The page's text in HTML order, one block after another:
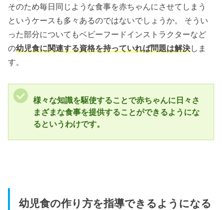
そのため毎日同じような食事を赤ちゃんにさせてしまう
というケースも多々あるのではないでしょうか。 そうい
った部分についてもベビーフードインストラクターなど
の幼児食に関連する資格を持っていれば問題は解決しま
す。
様々な知識を駆使することで赤ちゃんに日々さ
まざまな食事を提供することができるようにな
るというわけです。
幼児食の作り方を指導できるようになる